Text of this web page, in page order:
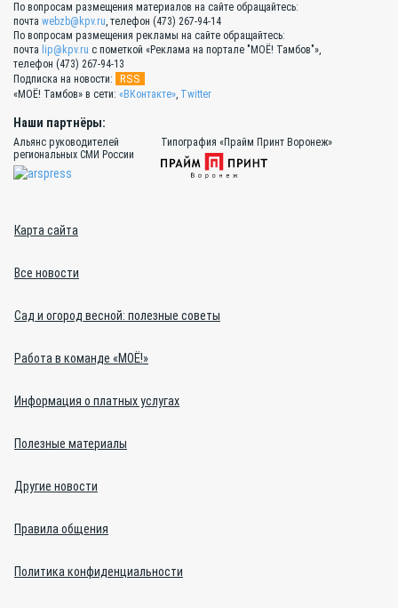
По вопросам размещения материалов на сайте обращайтесь:
почта webzb@kpv.ru, телефон (473) 267-94-14
По вопросам размещения рекламы на сайте обращайтесь:
почта lip@kpv.ru с пометкой «Реклама на портале "МОЁ! Тамбов"»,
телефон (473) 267-94-13
Подписка на новости:
RSS
«МОЁ! Тамбов» в сети: «ВКонтакте», Twitter
Наши партнёры:
Альянс руководителей
региональных СМИ России
Типография «Прайм Принт Воронеж»
Карта сайта
Все новости
Сад и огород весной: полезные советы
Работа в команде «МОЁ!»
Информация о платных услугах
Полезные материалы
Другие новости
Правила общения
Политика конфиденциальности